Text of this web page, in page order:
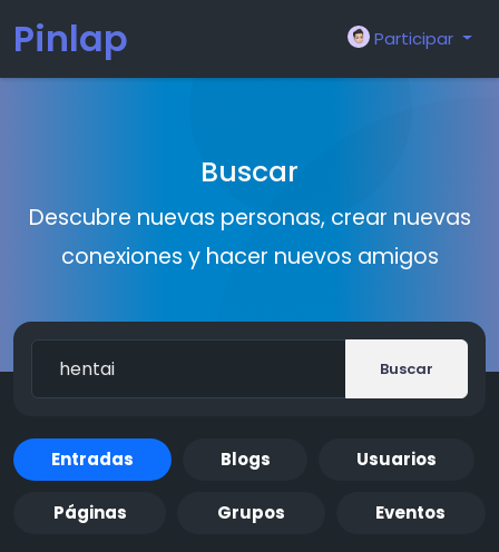
Pinlap Participar
Buscar
Descubre nuevas personas, crear nuevas
conexiones y hacer nuevos amigos
Buscar
Entradas Blogs Usuarios
Páginas Grupos Eventos